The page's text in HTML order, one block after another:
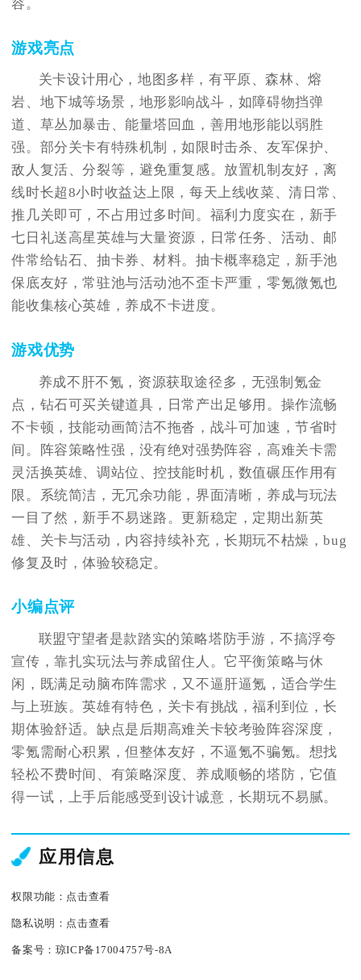
容。
游戏亮点
关卡设计用心，地图多样，有平原、森林、熔
岩、地下城等场景，地形影响战斗，如障碍物挡弹
道、草丛加暴击、能量塔回血，善用地形能以弱胜
强。部分关卡有特殊机制，如限时击杀、友军保护、
敌人复活、分裂等，避免重复感。放置机制友好，离
线时长超8小时收益达上限，每天上线收菜、清日常、
推几关即可，不占用过多时间。福利力度实在，新手
七日礼送高星英雄与大量资源，日常任务、活动、邮
件常给钻石、抽卡券、材料。抽卡概率稳定，新手池
保底友好，常驻池与活动池不歪卡严重，零氪微氪也
能收集核心英雄，养成不卡进度。
游戏优势
养成不肝不氪，资源获取途径多，无强制氪金
点，钻石可买关键道具，日常产出足够用。操作流畅
不卡顿，技能动画简洁不拖沓，战斗可加速，节省时
间。阵容策略性强，没有绝对强势阵容，高难关卡需
灵活换英雄、调站位、控技能时机，数值碾压作用有
限。系统简洁，无冗余功能，界面清晰，养成与玩法
一目了然，新手不易迷路。更新稳定，定期出新英
雄、关卡与活动，内容持续补充，长期玩不枯燥，bug
修复及时，体验较稳定。
小编点评
联盟守望者是款踏实的策略塔防手游，不搞浮夸
宣传，靠扎实玩法与养成留住人。它平衡策略与休
闲，既满足动脑布阵需求，又不逼肝逼氪，适合学生
与上班族。英雄有特色，关卡有挑战，福利到位，长
期体验舒适。缺点是后期高难关卡较考验阵容深度，
零氪需耐心积累，但整体友好，不逼氪不骗氪。想找
轻松不费时间、有策略深度、养成顺畅的塔防，它值
得一试，上手后能感受到设计诚意，长期玩不易腻。
应用信息
权限功能： 点击查看
隐私说明： 点击查看
备案号： 琼ICP备17004757号-8A